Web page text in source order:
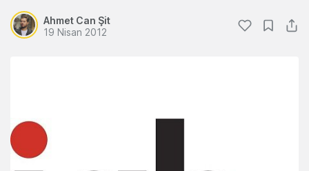
Ahmet Can Şit
19 Nisan 2012